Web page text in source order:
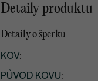
Detaily produktu
Detaily o šperku
KOV:
PŮVOD KOVU: